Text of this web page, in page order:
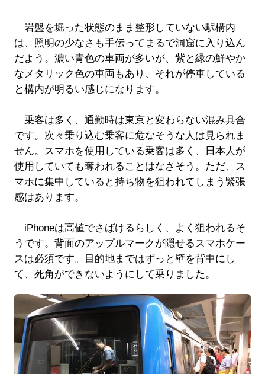
岩盤を堀った状態のまま整形していない駅構内
は、照明の少なさも手伝ってまるで洞窟に入り込ん
だよう。濃い青色の車両が多いが、紫と緑の鮮やか
なメタリック色の車両もあり、それが停車している
と構内が明るい感じになります。
乗客は多く、通勤時は東京と変わらない混み具合
です。次々乗り込む乗客に危なそうな人は見られま
せん。スマホを使用している乗客は多く、日本人が
使用していても奪われることはなさそう。ただ、ス
マホに集中していると持ち物を狙われてしまう緊張
感はあります。
iPhoneは高値でさばけるらしく、よく狙われるそ
うです。背面のアップルマークが隠せるスマホケー
スは必須です。目的地まではずっと壁を背中にし
て、死角ができないようにして乗りました。